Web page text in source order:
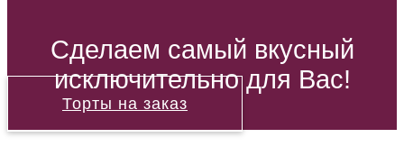
Сделаем самый вкусный
исключительно для Вас!
Торты на заказ